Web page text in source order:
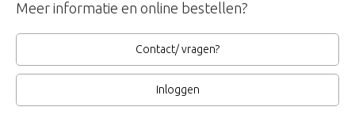
Meer informatie en online bestellen?
Contact/ vragen?
Inloggen